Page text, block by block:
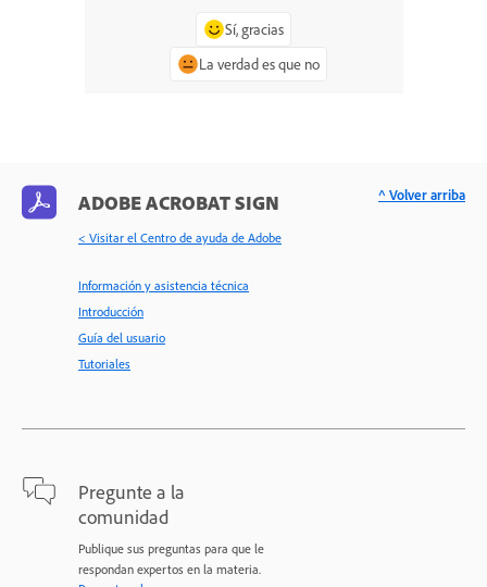
Sí, gracias
La verdad es que no
ADOBE ACROBAT SIGN
< Visitar el Centro de ayuda de Adobe
Información y asistencia técnica
Introducción
Guía del usuario
Tutoriales
Pregunte a la
comunidad
Publique sus preguntas para que le
respondan expertos en la materia.
^ Volver arriba